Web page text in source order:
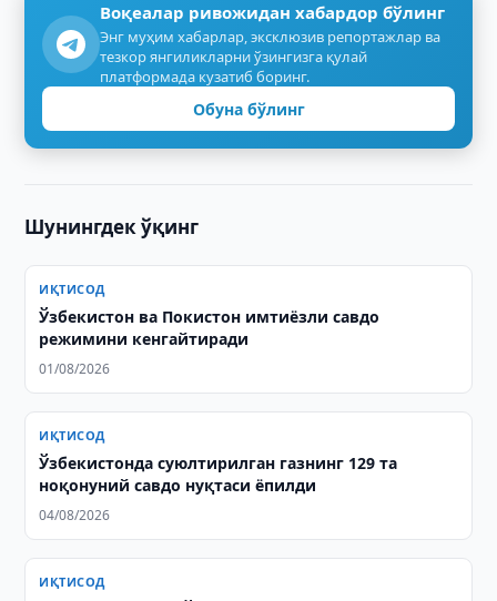
Воқеалар ривожидан хабардор бўлинг
Энг муҳим хабарлар, эксклюзив репортажлар ва
тезкор янгиликларни ўзингизга қулай
платформада кузатиб боринг.
Обуна бўлинг
Шунингдек ўқинг
ИҚТИСОД
Ўзбекистон ва Покистон имтиёзли савдо
режимини кенгайтиради
01/08/2026
ИҚТИСОД
Ўзбекистонда суюлтирилган газнинг 129 та
ноқонуний савдо нуқтаси ёпилди
04/08/2026
ИҚТИСОД